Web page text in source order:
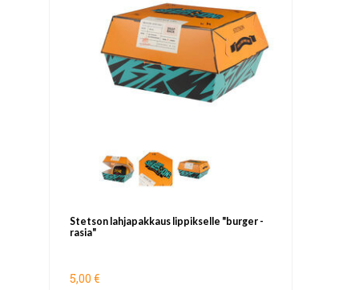
Stetson lahjapakkaus lippikselle "burger -
rasia"
5,00 €